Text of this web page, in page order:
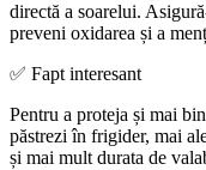
directă a soarelui.
preveni oxidarea și a
✅ Fapt interesant
Pentru a proteja și mai
păstrezi în frigider, mai
și mai mult durata de